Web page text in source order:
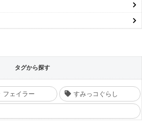
タグから探す
フェイラー すみっコぐらし